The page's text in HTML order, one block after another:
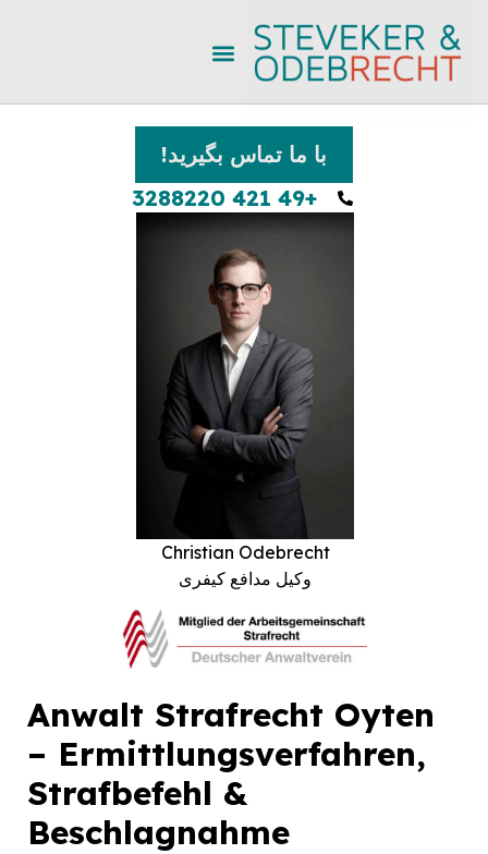
با ما تماس بگیرید!
+49 421 3288220
Christian Odebrecht
وکیل مدافع کیفری
Anwalt Strafrecht Oyten
– Ermittlungsverfahren,
Strafbefehl &
Beschlagnahme